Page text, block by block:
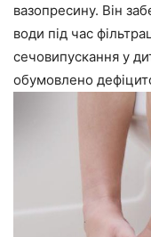
вазопресину. Він
води під час
сечовипускання у
обумовлено